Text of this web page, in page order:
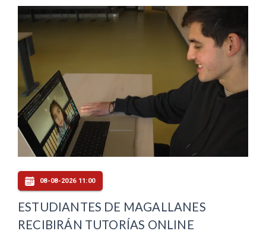
08-08-2026 11:00
ESTUDIANTES DE MAGALLANES
RECIBIRÁN TUTORÍAS ONLINE